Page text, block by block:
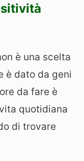
è una scelta
è dato da geni
da fare è
quotidiana
di trovare